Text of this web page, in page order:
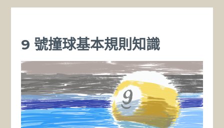
9 號撞球基本規則知識